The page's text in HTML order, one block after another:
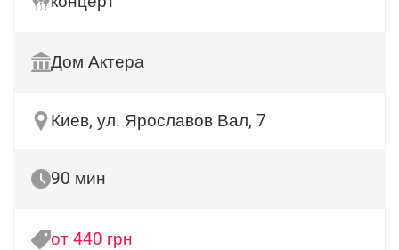
Дом Актера
Киев, ул. Ярославов Вал, 7
90 мин
от 440 грн